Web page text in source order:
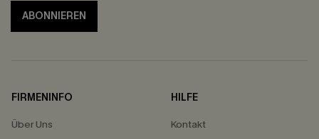
ABONNIEREN
FIRMENINFO
Über Uns
HILFE
Kontakt